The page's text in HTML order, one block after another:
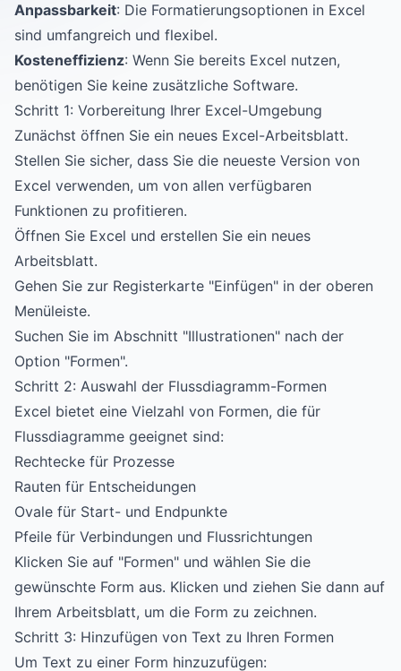
Anpassbarkeit: Die Formatierungsoptionen in Excel
sind umfangreich und flexibel.
Kosteneffizienz: Wenn Sie bereits Excel nutzen,
benötigen Sie keine zusätzliche Software.
Schritt 1: Vorbereitung Ihrer Excel-Umgebung
Zunächst öffnen Sie ein neues Excel-Arbeitsblatt.
Stellen Sie sicher, dass Sie die neueste Version von
Excel verwenden, um von allen verfügbaren
Funktionen zu profitieren.
Öffnen Sie Excel und erstellen Sie ein neues
Arbeitsblatt.
Gehen Sie zur Registerkarte "Einfügen" in der oberen
Menüleiste.
Suchen Sie im Abschnitt "Illustrationen" nach der
Option "Formen".
Schritt 2: Auswahl der Flussdiagramm-Formen
Excel bietet eine Vielzahl von Formen, die für
Flussdiagramme geeignet sind:
Rechtecke für Prozesse
Rauten für Entscheidungen
Ovale für Start- und Endpunkte
Pfeile für Verbindungen und Flussrichtungen
Klicken Sie auf "Formen" und wählen Sie die
gewünschte Form aus. Klicken und ziehen Sie dann auf
Ihrem Arbeitsblatt, um die Form zu zeichnen.
Schritt 3: Hinzufügen von Text zu Ihren Formen
Um Text zu einer Form hinzuzufügen: